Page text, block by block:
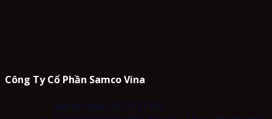
Công Ty Cổ Phần Samco Vina
Mã số thuế: 0313121108